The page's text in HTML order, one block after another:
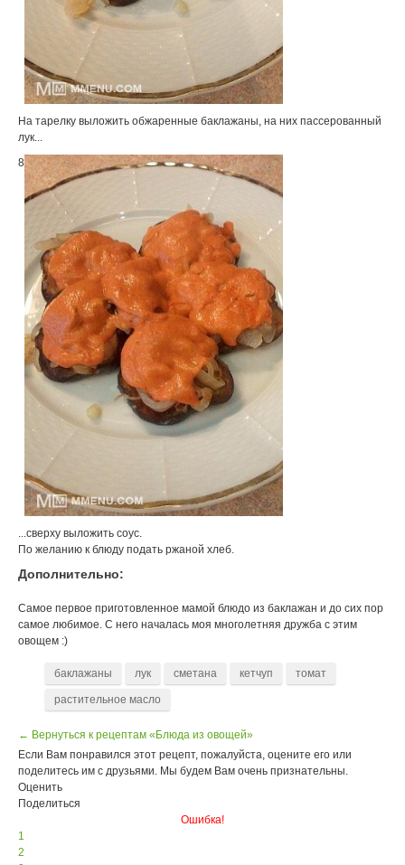
На тарелку выложить обжаренные баклажаны, на них пассерованный
лук...
8
...сверху выложить соус.
По желанию к блюду подать ржаной хлеб.
Дополнительно:
Самое первое приготовленное мамой блюдо из баклажан и до сих пор
самое любимое. С него началась моя многолетняя дружба с этим
овощем :)
баклажаны лук сметана кетчуп томат
растительное масло
← Вернуться к рецептам «Блюда из овощей»
Если Вам понравился этот рецепт, пожалуйста, оцените его или
поделитесь им с друзьями. Мы будем Вам очень признательны.
Оценить
Поделиться
Ошибка!
1
2